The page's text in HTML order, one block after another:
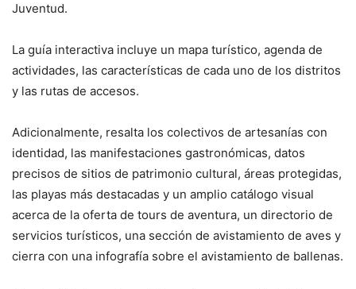
Juventud.
La guía interactiva incluye un mapa turístico, agenda de
actividades, las características de cada uno de los distritos
y las rutas de accesos.
Adicionalmente, resalta los colectivos de artesanías con
identidad, las manifestaciones gastronómicas, datos
precisos de sitios de patrimonio cultural, áreas protegidas,
las playas más destacadas y un amplio catálogo visual
acerca de la oferta de tours de aventura, un directorio de
servicios turísticos, una sección de avistamiento de aves y
cierra con una infografía sobre el avistamiento de ballenas.